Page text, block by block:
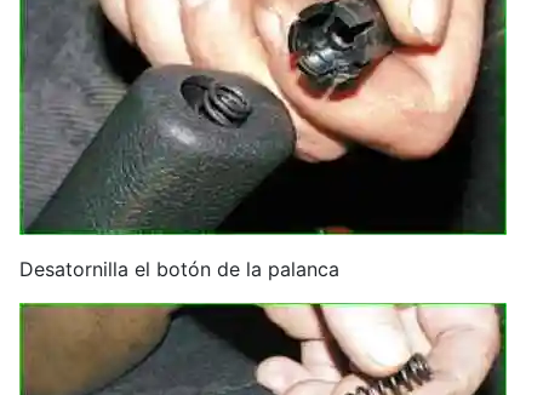
Desatornilla el botón de la palanca